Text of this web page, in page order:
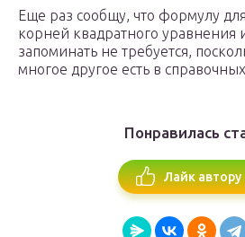
Еще раз сообщу, что формулу
корней квадратного уравнения
запоминать не требуется,
многое другое есть в
Понравилась
Лайк автору